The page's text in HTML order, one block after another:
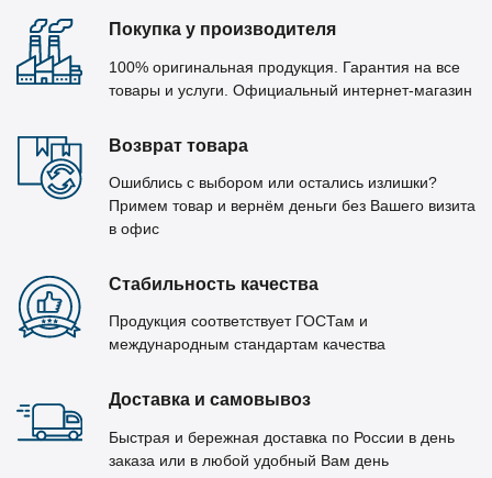
Покупка у производителя
100% оригинальная продукция. Гарантия на все
товары и услуги. Официальный интернет-магазин
Возврат товара
Ошиблись с выбором или остались излишки?
Примем товар и вернём деньги без Вашего визита
в офис
Стабильность качества
Продукция соответствует ГОСТам и
международным стандартам качества
Доставка и самовывоз
Быстрая и бережная доставка по России в день
заказа или в любой удобный Вам день